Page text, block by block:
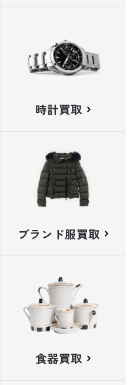
時計買取
ブランド服買取
食器買取